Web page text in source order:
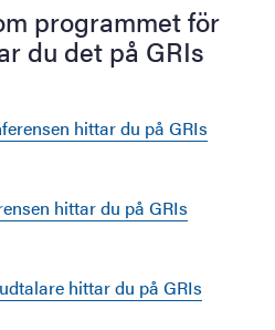
programmet för
du det på GRIs
hittar du på GRIs
hittar du på GRIs
hittar du på GRIs